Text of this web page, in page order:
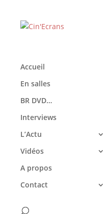
Accueil
En salles
BR DVD…
Interviews
L’Actu
Vidéos
A propos
Contact